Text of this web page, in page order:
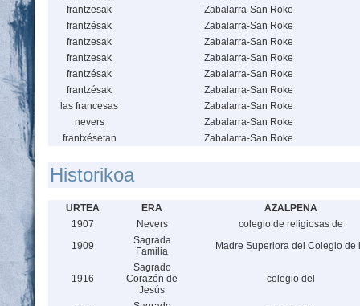
frantzesak
Zabalarra-San Roke
frantzésak
Zabalarra-San Roke
frantzesak
Zabalarra-San Roke
frantzesak
Zabalarra-San Roke
frantzésak
Zabalarra-San Roke
frantzésak
Zabalarra-San Roke
las francesas
Zabalarra-San Roke
nevers
Zabalarra-San Roke
frantxésetan
Zabalarra-San Roke
Historikoa
URTEA ERA
AZALPENA
1907
Nevers
colegio de religiosas de
1909
Sagrada
Familia
Madre Superiora del Colegio de
1916
Sagrado
Corazón de
Jesús
colegio del